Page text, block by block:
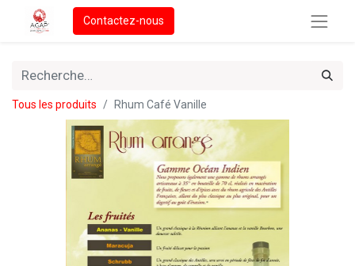
Contactez-nous
Tous les produits Rhum Café Vanille